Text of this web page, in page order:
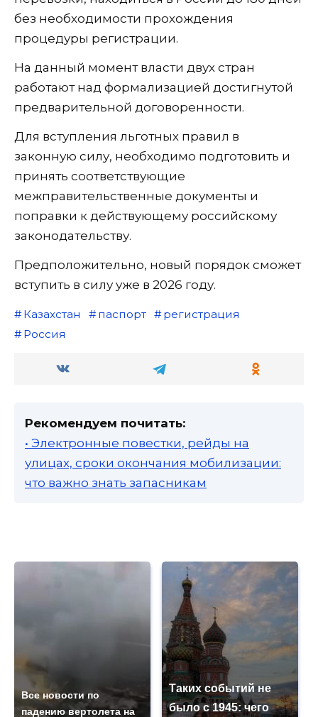
без необходимости прохождения
процедуры регистрации.
На данный момент власти двух стран
работают над формализацией достигнутой
предварительной договоренности.
Для вступления льготных правил в
законную силу, необходимо подготовить и
принять соответствующие
межправительственные документы и
поправки к действующему российскому
законодательству.
Предположительно, новый порядок сможет
вступить в силу уже в 2026 году.
Казахстан паспорт
регистрация
Россия
Рекомендуем почитать:
• Электронные повестки, рейды на
улицах, сроки окончания мобилизации:
что важно знать запасникам
Все новости по
падению вертолета на
Таких событий не
было с 1945: чего